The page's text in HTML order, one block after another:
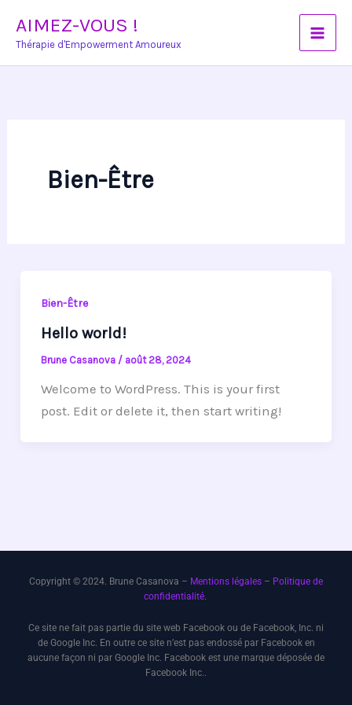
contenu
AIMEZ-VOUS !
Thérapie d'Empowerment Amoureux
Bien-Être
Bien-Être
Hello world!
Brune Casanova / août 28, 2024
Welcome to WordPress. This is your first
post. Edit or delete it, then start writing!
Copyright © 2024. Brune Casanova – Mentions légales – Politique de
confidentialité.
Ce site ne fait pas partie du site web Facebook ou de Facebook, Inc. ni
de Google Inc. En outre ce site n’est pas endossé par Facebook en
aucune façon ni par Google Inc. Facebook est une marque déposée de
Facebook Inc..